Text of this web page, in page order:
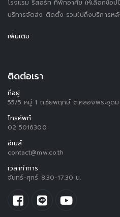
โรงแรม รีสอร์ท ที่พักอาศัย ให้เลือกช็อ
บริการจัดส่ง ติดตั้ง รวมไปถึงบริการหลั
เพิ่มเติม
ติดต่อเรา
ที่อยู่
55/5 หมู่ 1 ถ.ชัยพฤกษ์ ต.คลองพระอุดม
โทรศัพท์
02 5016300
อีเมล์
contact@mw.co.th
เวลาทำการ
จันทร์-ศุกร์ 8.30-17.30 น.